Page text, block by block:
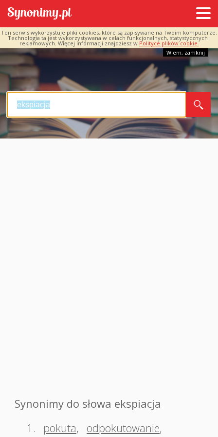
Ten serwis wykorzystuje pliki cookies, które są zapisywane na Twoim komputerze.
Technologia ta jest wykorzystywana w celach funkcjonalnych, statystycznych i
reklamowych. Więcej informacji znajdziesz w Polityce plików cookie.
Wiem, zamknij
Synonimy do słowa ekspiacja
1.
pokuta, odpokutowanie,